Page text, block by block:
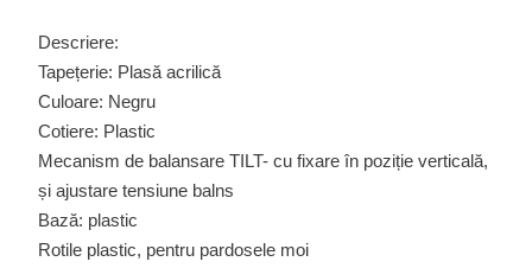
Descriere:
Tapețerie: Plasă acrilică
Culoare: Negru
Cotiere: Plastic
Mecanism de balansare TILT- cu fixare în poziție verticală,
și ajustare tensiune balns
Bază: plastic
Rotile plastic, pentru pardosele moi